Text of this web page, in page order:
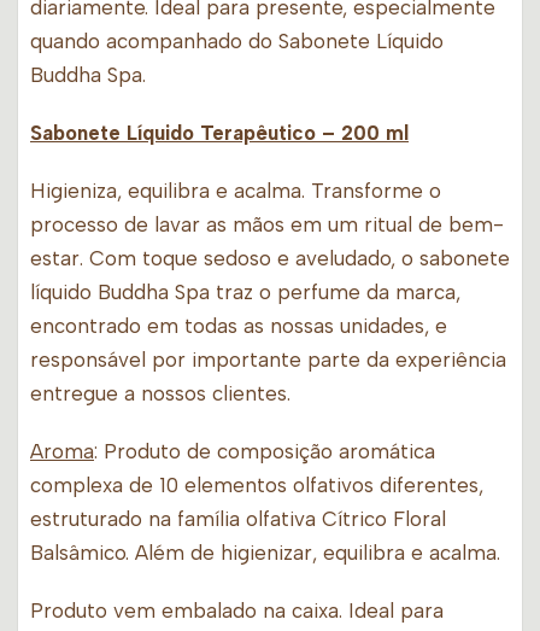
diariamente. Ideal para presente, especialmente
quando acompanhado do Sabonete Líquido
Buddha Spa.
Sabonete Líquido Terapêutico – 200 ml
Higieniza, equilibra e acalma. Transforme o
processo de lavar as mãos em um ritual de bem-
estar. Com toque sedoso e aveludado, o sabonete
líquido Buddha Spa traz o perfume da marca,
encontrado em todas as nossas unidades, e
responsável por importante parte da experiência
entregue a nossos clientes.
Aroma: Produto de composição aromática
complexa de 10 elementos olfativos diferentes,
estruturado na família olfativa Cítrico Floral
Balsâmico. Além de higienizar, equilibra e acalma.
Produto vem embalado na caixa. Ideal para